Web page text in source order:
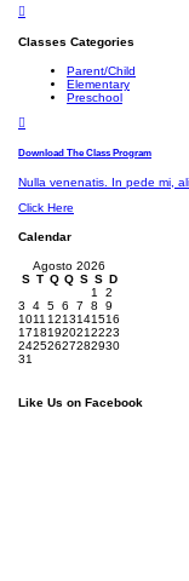
Classes Categories
Parent/Child
Elementary
Preschool
Download The Class Program
Nulla venenatis. In pede mi,
Click Here
Calendar
Agosto 2026
S T Q Q S S D
1
2
3
4 5 6 7 8
9
10111213141516
17181920212223
24252627282930
31
Like Us on Facebook